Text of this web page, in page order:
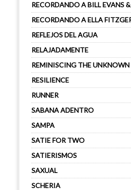
RECORDANDO A BILL EVANS
RECORDANDO A ELLA
REFLEJOS DEL AGUA
RELAJADAMENTE
REMINISCING THE UNKNOWN
RESILIENCE
RUNNER
SABANA ADENTRO
SAMPA
SATIE FOR TWO
SATIERISMOS
SAXUAL
SCHERIA